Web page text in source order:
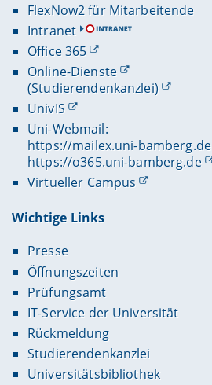
FlexNow2 für Mitarbeitende
Intranet
Office 365
Online-Dienste
(Studierendenkanzlei)
UnivIS
Uni-Webmail:
https://mailex.uni-bamberg.de
https://o365.uni-bamberg.de
Virtueller Campus
Wichtige Links
Presse
Öffnungszeiten
Prüfungsamt
IT-Service der Universität
Rückmeldung
Studierendenkanzlei
Universitätsbibliothek